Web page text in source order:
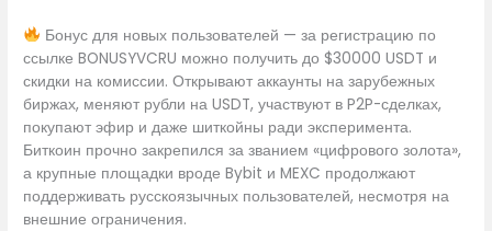
Бонус для новых пользователей — за регистрацию по
ссылке BONUSYVCRU можно получить до $30000 USDT и
скидки на комиссии. Открывают аккаунты на зарубежных
биржах, меняют рубли на USDT, участвуют в P2P-сделках,
покупают эфир и даже шиткойны ради эксперимента.
Биткоин прочно закрепился за званием «цифрового золота»,
а крупные площадки вроде Bybit и MEXC продолжают
поддерживать русскоязычных пользователей, несмотря на
внешние ограничения.